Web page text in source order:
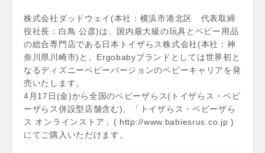
株式会社ダッドウェイ(本社：横浜市港北区 代表取締
役社長：白鳥 公彦)は、国内最大級の玩具とベビー用品
の総合専門店である日本トイザらス株式会社(本社：神
奈川県川崎市)と、Ergobabyブランドとしては世界初と
なるディズニーベビーバージョンのベビーキャリアを発
売いたします。
4月17日(金)から全国のベビーザらス(トイザらス・ベビ
ーザらス併設型店舗含む)、「トイザらス・ベビーザら
ス オンラインストア」( http://www.babiesrus.co.jp )
にてご購入いただけます。